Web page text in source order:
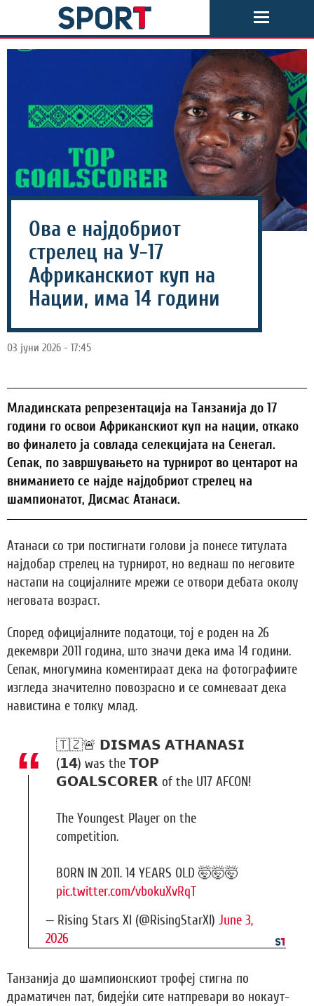
Oва е најдобриот
стрелец на У-17
Африканскиот куп на
Нации, има 14 години
03 јуни 2026 - 17:45
Младинската репрезентација на Танзанија до 17
години го освои Африканскиот куп на нации, откако
во финалето ја совлада селекцијата на Сенегал.
Сепак, по завршувањето на турнирот во центарот на
вниманието се најде најдобриот стрелец на
шампионатот, Дисмас Атанаси.
Атанаси со три постигнати голови ја понесе титулата
најдобар стрелец на турнирот, но веднаш по неговите
настапи на социјалните мрежи се отвори дебата околу
неговата возраст.
Според официјалните податоци, тој е роден на 26
декември 2011 година, што значи дека има 14 години.
Сепак, многумина коментираат дека на фотографиите
изгледа значително повозрасно и се сомневаат дека
навистина е толку млад.
🇹🇿🚨 𝗗𝗜𝗦𝗠𝗔𝗦 𝗔𝗧𝗛𝗔𝗡𝗔𝗦𝗜
(𝟭𝟰) was the 𝗧𝗢𝗣
𝗚𝗢𝗔𝗟𝗦𝗖𝗢𝗥𝗘𝗥 of the U17 AFCON!
The Youngest Player on the
competition.
BORN IN 2011. 14 YEARS OLD 🤯🤯🤯
pic.twitter.com/vbokuXvRqT
— Rising Stars XI (@RisingStarXI) June 3,
2026
Танзанија до шампионскиот трофеј стигна по
драматичен пат, бидејќи сите натпревари во нокаут-